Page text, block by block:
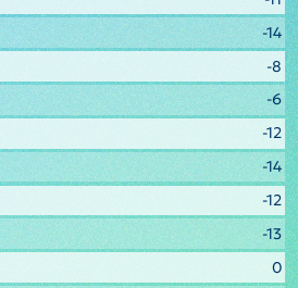
-14
-8
-6
-12
-14
-12
-13
0